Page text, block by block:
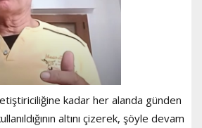
kadar her alanda günden
altını çizerek, şöyle devam